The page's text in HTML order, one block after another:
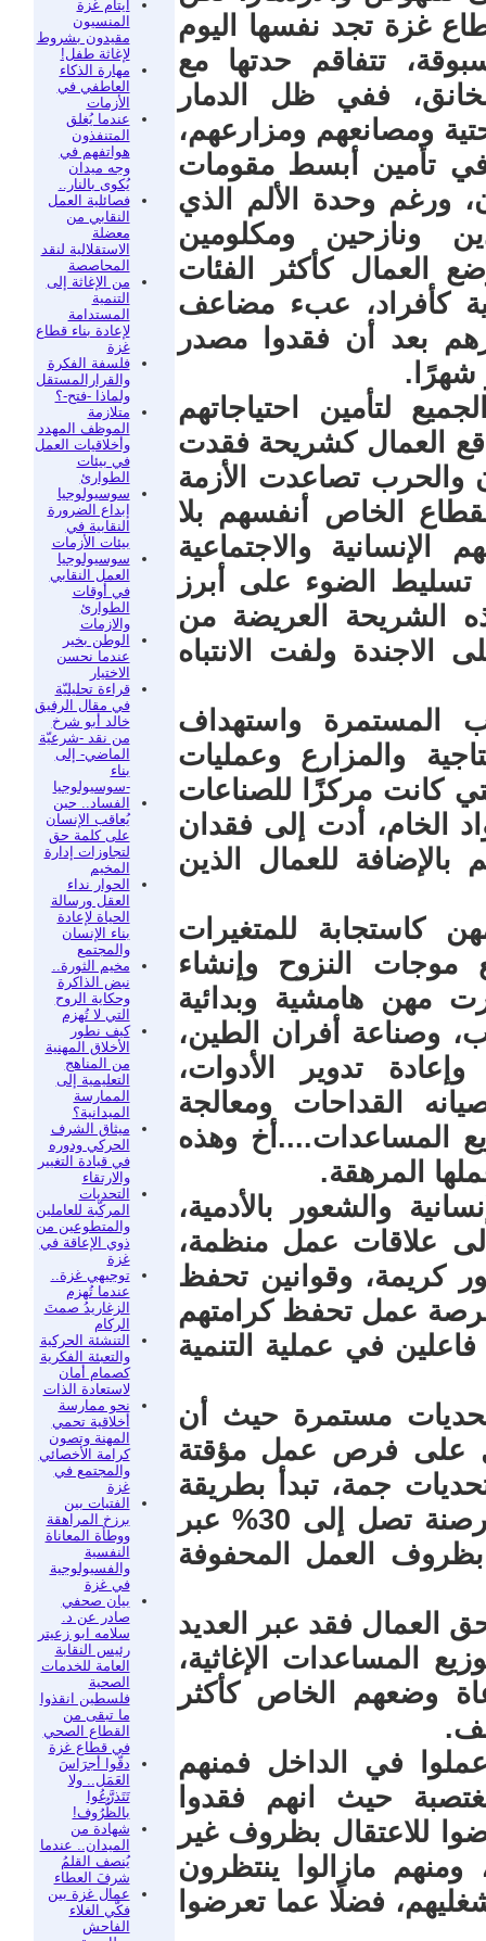
أيتام غزة
المنسيون
مقيدون بشروط
لإغاثة طفل!
مهارة الذكاء
العاطفي في
الأزمات
عندما يُغلق
المتنفذون
هواتفهم في
وجه ميدان
يُكوى بالنار..
فصائلية العمل
النقابي من
معضلة
الاستقلالية لنقد
المحاصصة
من الإغاثة إلى
التنمية
المستدامة
لإعادة بناء قطاع
غزة
فلسفة الفكرة
والقرارالمستقل
ولماذا -فتح-؟
متلازمة
الموظف المهدد
وأخلاقيات العمل
في بيئات
الطوارئ
سوسيولوجيا
إبداع الضرورة
النقابية في
بيئات الأزمات
سوسيولوجيا
العمل النقابي
في أوقات
الطوارئ
والازمات
الوطن بخير
عندما نحسن
الاختيار
قراءة تحليليّة
في مقال الرفيق
خالد أبو شرخ
من نقد -شرعيّة
الماضي- إلى
بناء
-سوسيولوجيا
الفساد.. حين
يُعاقب الإنسان
على كلمة حق
لتجاوزات إدارة
المخيم
الحوار نداء
العقل ورسالة
الحياة لإعادة
بناء الإنسان
والمجتمع
مخيم الثورة..
نبض الذاكرة
وحكاية الروح
التي لا تُهزم
كيف نطور
الأخلاق المهنية
من المناهج
التعليمية إلى
الممارسة
الميدانية؟
ميثاق الشرف
الحركي ودوره
في قيادة التغيير
والارتقاء
التحديات
المركّبة للعاملين
والمتطوعين من
ذوي الإعاقة في
غزة
توجيهي غزة..
عندما تُهزم
الزغاريدُ صمتَ
الركام
التنشئة الحركية
والتعبئة الفكرية
كصمام أمان
لاستعادة الذات
نحو ممارسة
أخلاقية تحمي
المهنة وتصون
كرامة الأخصائي
والمجتمع في
غزة
الفتيات بين
برزخ المراهقة
ووطأة المعاناة
النفسية
والفسيولوجية
في غزة
بيان صحفي
صادر عن د.
سلامه ابو زعيتر
رئيس النقابة
العامة للخدمات
الصحية
فلسطين انقذوا
ما تبقى من
القطاع الصحي
في قطاع غزة
دقّوا أجرَاسَ
العَمَل.. ولا
تَتَذرَّعُوا
بالظُّرُوف!
شهادة من
الميدان.. عندما
يُنصف القلمُ
شرفَ العطاء
عمال غزة بين
فكّي الغلاء
الفاحش
غزة تجد نفسها اليوم
تتفاقم حدتها مع
ففي ظل الدمار
ومصانعهم ومزارعهم،
تأمين أبسط مقومات
ورغم وحدة الألم الذي
ونازحين ومكلومين
العمال كأكثر الفئات
كأفراد، عبء مضاعف
بعد أن فقدوا مصدر
شهرًا.
لتأمين احتياجاتهم
العمال كشريحة فقدت
والحرب تصاعدت الأزمة
الخاص أنفسهم بلا
والاجتماعية
تسليط الضوء على أبرز
الشريحة العريضة من
ولفت الانتباه
المستمرة واستهداف
والمزارع وعمليات
كانت مركزًا للصناعات
الخام، أدت إلى فقدان
للعمال الذين
كاستجابة للمتغيرات
موجات النزوح وإنشاء
مهن هامشية وبدائية
وصناعة أفران الطين،
وإعادة تدوير الأدوات،
القداحات ومعالجة
المساعدات....أخ وهذه
المرهقة.
والشعور بالأدمية،
علاقات عمل منظمة،
كريمة، وقوانين تحفظ
عمل تحفظ كرامتهم
في عملية التنمية
مستمرة حيث أن
على فرص عمل مؤقتة
جمة، تبدأ بطريقة
صرف الأجور التي غالبًا ما تتعرض لقرصنة تصل إلى 30% عبر
بظروف العمل المحفوفة
العمال فقد عبر العديد
المساعدات الإغاثية،
وضعهم الخاص كأكثر
في الداخل فمنهم
حيث انهم فقدوا
للاعتقال بظروف غير
ومنهم مازالوا ينتظرون
فضلًا عما تعرضوا